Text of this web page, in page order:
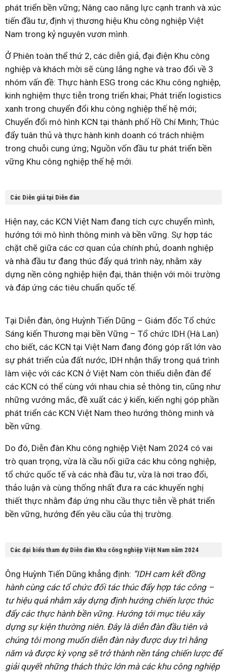
phát triển bền vững; Nâng cao năng lực cạnh tranh và xúc
tiến đầu tư, định vị thương hiệu Khu công nghiệp Việt
Nam trong kỷ nguyên vươn mình.
Ở Phiên toàn thể thứ 2, các diễn giả, đại điện Khu công
nghiệp và khách mời sẽ cùng lắng nghe và trao đổi về 3
nhóm vấn đề: Thực hành ESG trong các Khu công nghiệp,
kinh nghiệm thực tiễn trong triển khai; Phát triển logistics
xanh trong chuyển đổi khu công nghiệp thế hệ mới;
Chuyển đổi mô hình KCN tại thành phố Hồ Chí Minh; Thúc
đẩy tuân thủ và thực hành kinh doanh có trách nhiệm
trong chuỗi cung ứng; Nguồn vốn đầu tư phát triển bền
vững Khu công nghiệp thế hệ mới.
Các Diễn giả tại Diễn đàn
Hiện nay, các KCN Việt Nam đang tích cực chuyển mình,
hướng tới mô hình thông minh và bền vững. Sự hợp tác
chặt chẽ giữa các cơ quan của chính phủ, doanh nghiệp
và nhà đầu tư đang thúc đẩy quá trình này, nhằm xây
dựng nền công nghiệp hiện đại, thân thiện với môi trường
và đáp ứng các tiêu chuẩn quốc tế.
Tại Diễn đàn, ông Huỳnh Tiến Dũng – Giám đốc Tổ chức
Sáng kiến Thương mại bền Vững – Tổ chức IDH (Hà Lan)
cho biết, các KCN tại Việt Nam đang đóng góp rất lớn vào
sự phát triển của đất nước, IDH nhận thấy trong quá trình
làm việc với các KCN ở Việt Nam còn thiếu diễn đàn để
các KCN có thể cùng với nhau chia sẻ thông tin, cũng như
những vướng mắc, đề xuất các ý kiến, kiến nghị góp phần
phát triển các KCN Việt Nam theo hướng thông minh và
bền vững.
Do đó, Diễn đàn Khu công nghiệp Việt Nam 2024 có vai
trò quan trọng, vừa là cầu nối giữa các khu công nghiệp,
tổ chức quốc tế và các nhà đầu tư, vừa là nơi trao đổi,
thảo luận và cùng thống nhất đưa ra các khuyến nghị
thiết thực nhằm đáp ứng nhu cầu thực tiễn về phát triển
bền vững, hướng đến yêu cầu của thị trường.
Các đại biểu tham dự Diễn đàn Khu công nghiệp Việt Nam năm 2024
Ông Huỳnh Tiến Dũng khẳng định: “IDH cam kết đồng
hành cùng các tổ chức đối tác thúc đẩy hợp tác công –
tư hiệu quả nhằm xây dựng định hướng chiến lược thúc
đẩy các thực hành bền vững. Hướng tới mục tiêu xây
dựng sự kiện thường niên. Đây là diễn đàn đầu tiên và
chúng tôi mong muốn diễn đàn này được duy trì hằng
năm và được kỳ vọng sẽ trở thành nền tảng chiến lược để
giải quyết những thách thức lớn mà các khu công nghiệp